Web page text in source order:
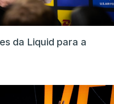
da Liquid para a